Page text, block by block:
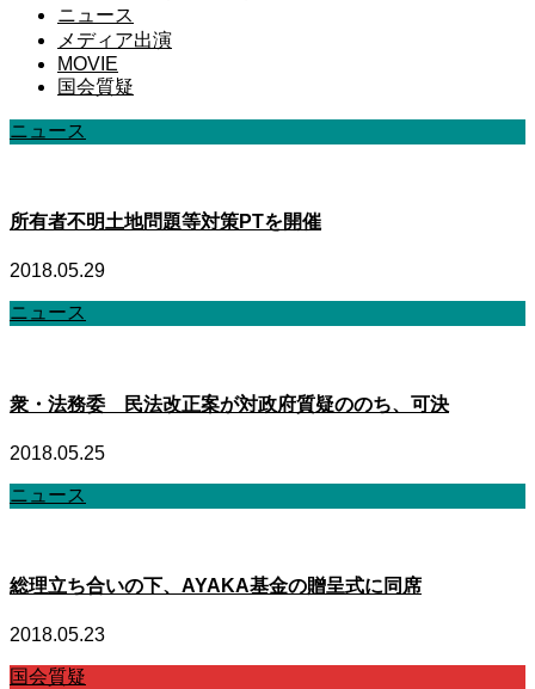
ニュース
メディア出演
MOVIE
国会質疑
ニュース
所有者不明土地問題等対策PTを開催
2018.05.29
ニュース
衆・法務委 民法改正案が対政府質疑ののち、可決
2018.05.25
ニュース
総理立ち合いの下、AYAKA基金の贈呈式に同席
2018.05.23
国会質疑